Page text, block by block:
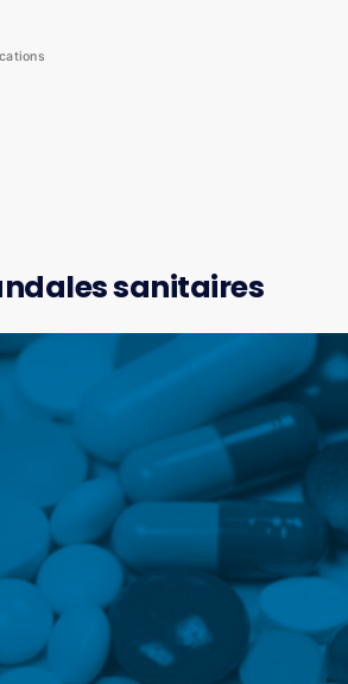
sanitaires